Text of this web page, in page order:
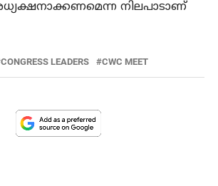
നിലപാടാണ്
CONGRESS LEADERS CWC MEET